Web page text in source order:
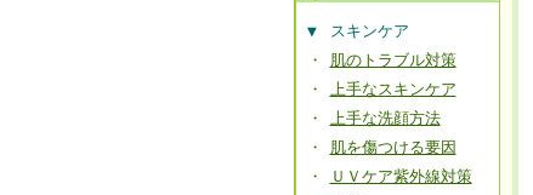
▼
スキンケア
・
肌のトラブル対策
・
上手なスキンケア
・
上手な洗顔方法
・
肌を傷つける要因
・
ＵＶケア紫外線対策